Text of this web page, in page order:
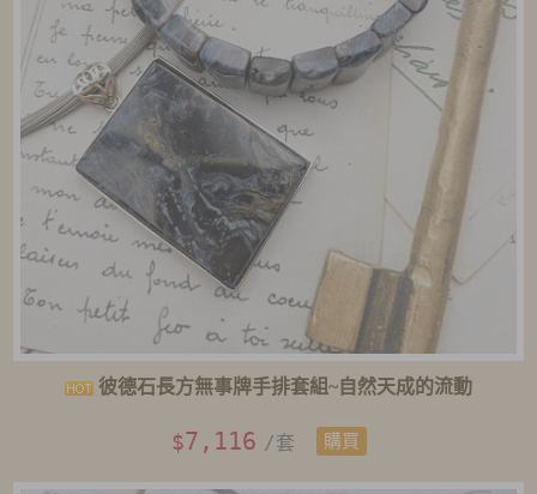
彼德石長方無事牌手排套組~自然天成的流動
$7,116 /套 購買